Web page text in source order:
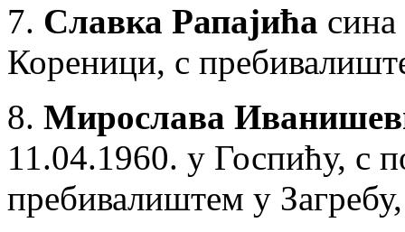
7. Славка Рапајића
Кореници, с
8. Мирослава
11.04.1960. у Госпићу, с
пребивалиштем у